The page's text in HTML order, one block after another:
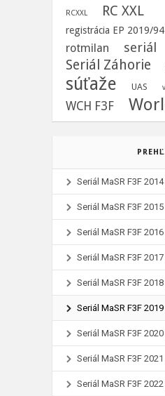
RCXXL RC XXL
registrácia EP 2019/
rotmilan seriál
Seriál Záhorie
súťaže UAS
WCH F3F
Seriál MaSR F3F 2014
Seriál MaSR F3F 2015
Seriál MaSR F3F 2016
Seriál MaSR F3F 2017
Seriál MaSR F3F 2018
Seriál MaSR F3F 2019
Seriál MaSR F3F 2020
Seriál MaSR F3F 2021
Seriál MaSR F3F 2022